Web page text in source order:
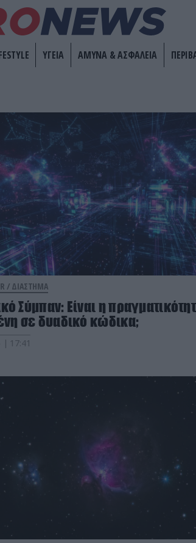
ΥΓΕΙΑ ΑΜΥΝΑ & ΑΣΦΑΛΕΙΑ
/ ΔΙΑΣΤΗΜΑ
Σύμπαν: Είναι η
σε δυαδικό κώδικα;
| 17:41